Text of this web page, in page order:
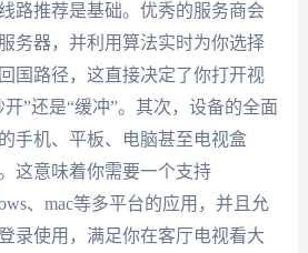
路推荐是基础。优秀的服务商会
务器，并利用算法实时为你选择
国路径，这直接决定了你打开视
”还是“缓冲”。其次，设备的全面
手机、平板、电脑甚至电视盒
这意味着你需要一个支持
、mac等多平台的应用，并且允
录使用，满足你在客厅电视看大